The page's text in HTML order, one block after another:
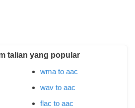
talian yang popular
wma to aac
wav to aac
flac to aac